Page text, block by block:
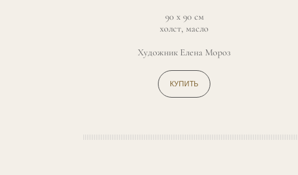
90 х 90 см
холст, масло
Художник Елена Мороз
КУПИТЬ